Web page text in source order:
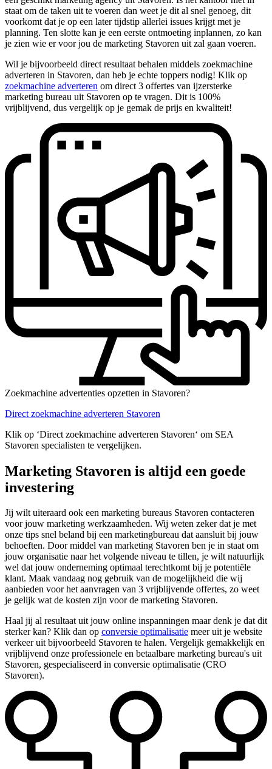
staat om de taken uit te voeren dan weet je dit al snel genoeg, dit
voorkomt dat je op een later tijdstip allerlei issues krijgt met je
planning. Ten slotte kan je een eerste ontmoeting inplannen, zo kan
je zien wie er voor jou de marketing Stavoren uit zal gaan voeren.
Wil je bijvoorbeeld direct resultaat behalen middels zoekmachine
adverteren in Stavoren, dan heb je echte toppers nodig! Klik op
zoekmachine adverteren om direct 3 offertes van ijzersterke
marketing bureau uit Stavoren op te vragen. Dit is 100%
vrijblijvend, dus vergelijk op je gemak de prijs en kwaliteit!
Zoekmachine advertenties opzetten in Stavoren?
Direct zoekmachine adverteren Stavoren
Klik op ‘Direct zoekmachine adverteren Stavoren‘ om SEA
Stavoren specialisten te vergelijken.
Marketing Stavoren is altijd een goede
investering
Jij wilt uiteraard ook een marketing bureaus Stavoren contacteren
voor jouw marketing werkzaamheden. Wij weten zeker dat je met
onze tips snel beland bij een marketingbureau dat aansluit bij jouw
behoeften. Door middel van marketing Stavoren ben je in staat om
jouw organisatie naar het volgende niveau te tillen, je wilt natuurlijk
wel dat jouw onderneming optimaal terechtkomt bij je potentiële
klant. Maak vandaag nog gebruik van de mogelijkheid die wij
aanbieden voor het aanvragen van 3 vrijblijvende offertes, zo weet
je gelijk wat de kosten zijn voor de marketing Stavoren.
Haal jij al resultaat uit jouw online inspanningen maar denk je dat dit
sterker kan? Klik dan op conversie optimalisatie meer uit je website
verkeer uit bijvoorbeeld Stavoren te halen. Vergelijk gemakkelijk en
vrijblijvend onze professionele en betaalbare marketing bureau's uit
Stavoren, gespecialiseerd in conversie optimalisatie (CRO
Stavoren).